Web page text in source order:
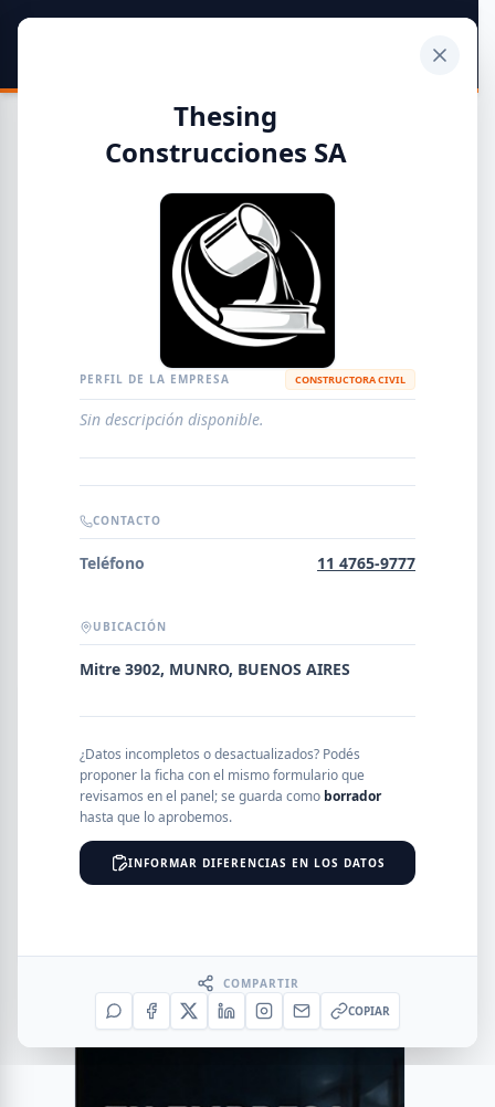
Guía de Empresas Metalúrgicas y Siderúrgicas
METALÚRGICAS
EMPRESAS AGREGAR EMPRESA 0RESULTADOS
SEGMENTO
PROVINCIA
Thesing
Construcciones SA
PERFIL DE LA EMPRESA CONSTRUCTORA CIVIL
Sin descripción disponible.
CONTACTO
Teléfono 11 4765-9777
UBICACIÓN
Mitre 3902, MUNRO, BUENOS AIRES
¿Datos incompletos o desactualizados? Podés
proponer la ficha con el mismo formulario que
revisamos en el panel; se guarda como borrador
hasta que lo aprobemos.
INFORMAR DIFERENCIAS EN LOS DATOS
COMPARTIR
COPIAR